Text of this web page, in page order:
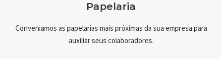
Papelaria
Conveniamos as papelarias mais próximas da sua empresa para
auxiliar seus colaboradores.